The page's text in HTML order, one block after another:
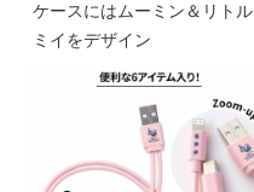
ケースにはムーミン＆リトル
ミイをデザイン